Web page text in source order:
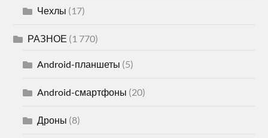
Чехлы (17)
РАЗНОЕ (1 770)
Android-планшеты (5)
Android-смартфоны (20)
Дроны (8)